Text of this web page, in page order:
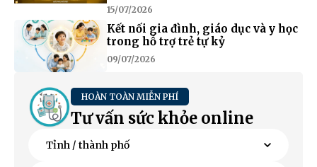
15/07/2026
Kết nối gia đình, giáo dục và y học
trong hỗ trợ trẻ tự kỷ
09/07/2026
HOÀN TOÀN MIỄN PHÍ
Tư vấn sức khỏe online